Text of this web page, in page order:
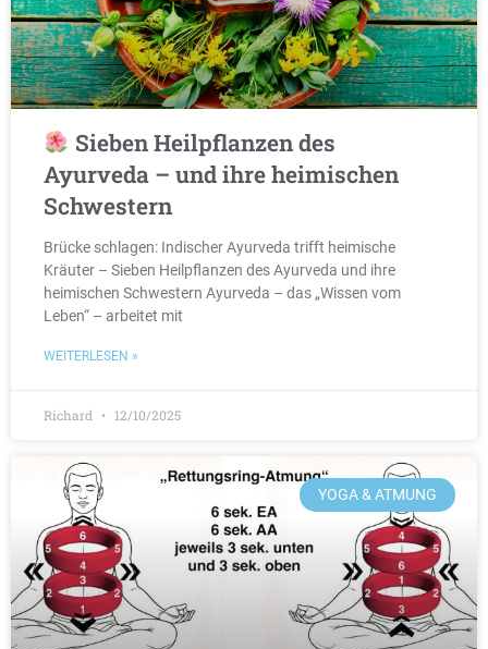
Sieben Heilpflanzen des
Ayurveda – und ihre heimischen
Schwestern
Brücke schlagen: Indischer Ayurveda trifft heimische
Kräuter – Sieben Heilpflanzen des Ayurveda und ihre
heimischen Schwestern Ayurveda – das „Wissen vom
Leben“ – arbeitet mit
WEITERLESEN »
Richard 12/10/2025
YOGA & ATMUNG